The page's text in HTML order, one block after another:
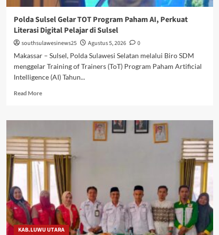
Polda Sulsel Gelar TOT Program Paham AI, Perkuat
Literasi Digital Pelajar di Sulsel
southsulawesinews25 Agustus 5, 2026
0
Makassar – Sulsel, Polda Sulawesi Selatan melalui Biro SDM
menggelar Training of Trainers (ToT) Program Paham Artificial
Intelligence (AI) Tahun...
Read MoreRead
Polda
Gelar
TOT
Program
Paham
Perkuat
Literasi
Digital
Pelajar
di
Sulsel
KAB.LUWU UTARA